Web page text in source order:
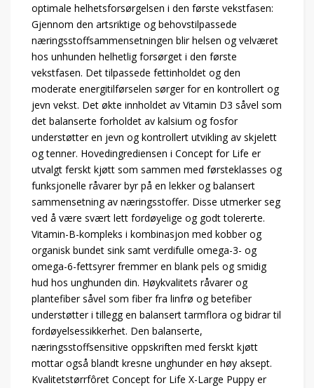
optimale helhetsforsørgelsen i den første vekstfasen:
Gjennom den artsriktige og behovstilpassede
næringsstoffsammensetningen blir helsen og velværet
hos unhunden helhetlig forsørget i den første
vekstfasen. Det tilpassede fettinholdet og den
moderate energitilførselen sørger for en kontrollert og
jevn vekst. Det økte innholdet av Vitamin D3 såvel som
det balanserte forholdet av kalsium og fosfor
understøtter en jevn og kontrollert utvikling av skjelett
og tenner. Hovedingrediensen i Concept for Life er
utvalgt ferskt kjøtt som sammen med førsteklasses og
funksjonelle råvarer byr på en lekker og balansert
sammensetning av næringsstoffer. Disse utmerker seg
ved å være svært lett fordøyelige og godt tolererte.
Vitamin-B-kompleks i kombinasjon med kobber og
organisk bundet sink samt verdifulle omega-3- og
omega-6-fettsyrer fremmer en blank pels og smidig
hud hos unghunden din. Høykvalitets råvarer og
plantefiber såvel som fiber fra linfrø og betefiber
understøtter i tillegg en balansert tarmflora og bidrar til
fordøyelsessikkerhet. Den balanserte,
næringsstoffsensitive oppskriften med ferskt kjøtt
mottar også blandt kresne unghunder en høy aksept.
Kvalitetstørrfôret Concept for Life X-Large Puppy er